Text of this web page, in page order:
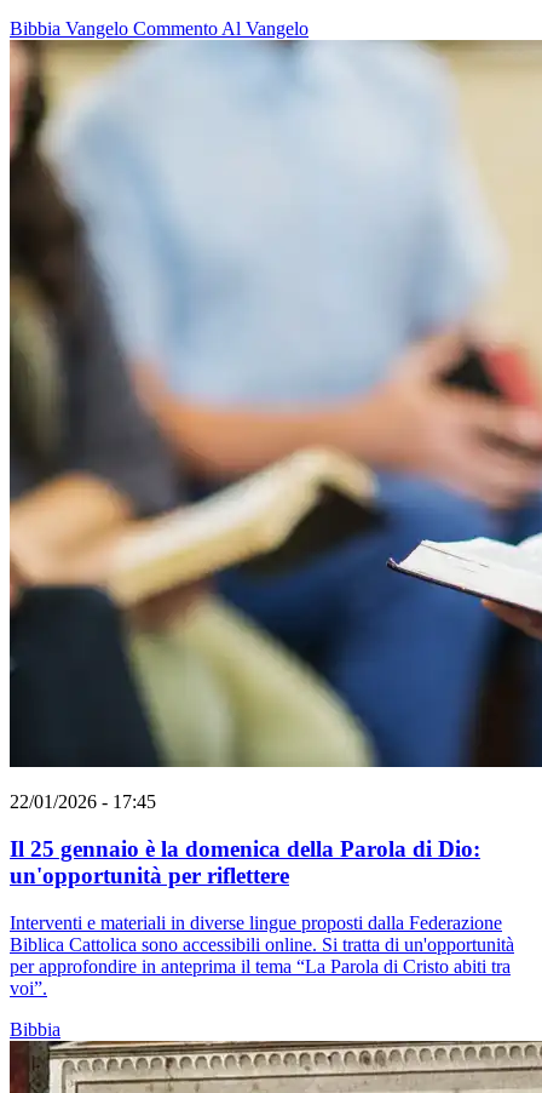
Bibbia Vangelo Commento Al Vangelo
22/01/2026 - 17:45
Il 25 gennaio è la domenica della Parola di Dio:
un'opportunità per riflettere
Interventi e materiali in diverse lingue proposti dalla Federazione
Biblica Cattolica sono accessibili online. Si tratta di un'opportunità
per approfondire in anteprima il tema “La Parola di Cristo abiti tra
voi”.
Bibbia